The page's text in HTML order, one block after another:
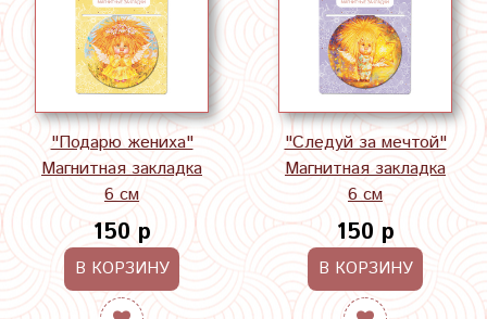
"Подарю жениха"
Магнитная закладка
6 см
150 р
В КОРЗИНУ
"Следуй за мечтой"
Магнитная закладка
6 см
150 р
В КОРЗИНУ